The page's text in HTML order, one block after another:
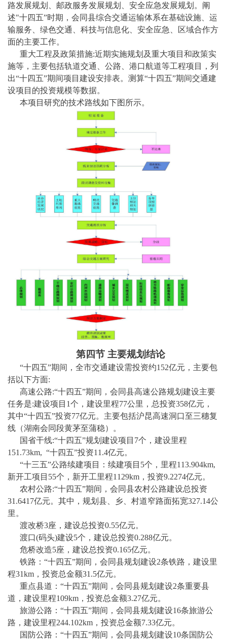
路发展规划、邮政服务发展规划、安全应急发展规划。阐
述"十四五”时期， 会同县综合交通运输体系在基础设施、运
输服务、绿色交通、科技与信息化、安全应急、区域合作方
面的主要工作。
重大工程及政策措施:近期实施规划及重大项目和政策实
施等，主要包括轨道交通、公路、港口航道等工程项目，列
出“十四五”期间项目建设安排表。测算“十四五”期间交通建
设项目的投资规模等数据。
本项目研究的技术路线如下图所示。
第四节 主要规划结论
“十四五”期间，全市交通建设需投资约152亿元，主要包
括以下方面:
高速公路:“十四五”期间， 会同县高速公路规划建设主要
任务是:建设项目 1个， 建设里程77公里，总投资358亿元，
其中“十四五”投资77亿元。主要包括沪昆高速洞口至三穗复
线（湖南会同段黄茅至蒲稳）。
国省干线:“十四五”规划建设项目 7个，建设里程
151.73km, “十四五”投资11.4亿元。
“十三五”公路续建项目
： 续建项目 5个，里程113.904km,
新开工项目55个，新开工里程1129km ， 投资9.2274亿元。
农村公路:“十四五”期间， 会同县农村公路建设总投资
31.6417亿元。其中，规划县、乡、村道窄路面拓宽327.14公
里 。
渡改桥3座，建设总投资0.55亿元。
渡口(码头)建设5个，建设总投资0.288亿元。
危桥改造5座，建设总投资0.165亿元。
铁路： “十四五”期间，会同县规划建设2条铁路，建设里
程31km，投资总金额31.5亿元。
重点县道： “十四五”期间，会同县规划建设2条重要县
道，建设里程109km，投资总金额3.27亿元。
旅游公路： “十四五”期间，会同县规划建设16条旅游公
路，建设里程244.102km，投资总金额7.33亿元。
国防公路： “十四五”期间，会同县规划建设10条国防公